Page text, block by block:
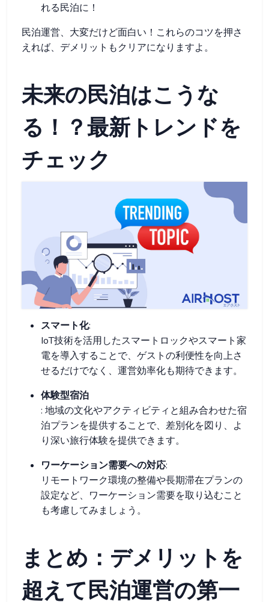
れる民泊に！
民泊運営、大変だけど面白い！これらのコツを押さ
えれば、デメリットもクリアになりますよ。
未来の民泊はこうな
る！？最新トレンドを
チェック
スマート化:
IoT技術を活用したスマートロックやスマート家
電を導入することで、ゲストの利便性を向上さ
せるだけでなく、運営効率化も期待できます。
体験型宿泊
: 地域の文化やアクティビティと組み合わせた宿
泊プランを提供することで、差別化を図り、よ
り深い旅行体験を提供できます。
ワーケーション需要への対応:
リモートワーク環境の整備や長期滞在プランの
設定など、ワーケーション需要を取り込むこと
も考慮してみましょう。
まとめ：デメリットを
超えて民泊運営の第一